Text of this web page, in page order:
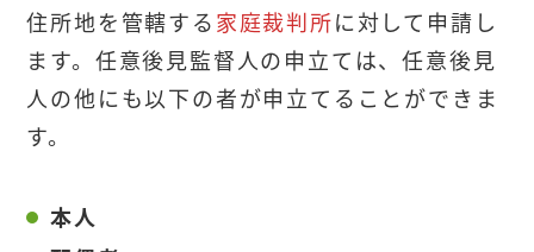
住所地を管轄する家庭裁判所に対して申請し
ます。任意後見監督人の申立ては、任意後見
人の他にも以下の者が申立てることができま
す。
本人